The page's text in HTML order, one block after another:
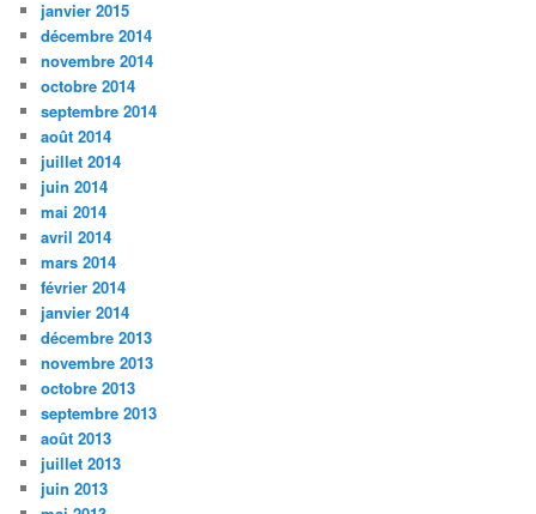
janvier 2015
décembre 2014
novembre 2014
octobre 2014
septembre 2014
août 2014
juillet 2014
juin 2014
mai 2014
avril 2014
mars 2014
février 2014
janvier 2014
décembre 2013
novembre 2013
octobre 2013
septembre 2013
août 2013
juillet 2013
juin 2013